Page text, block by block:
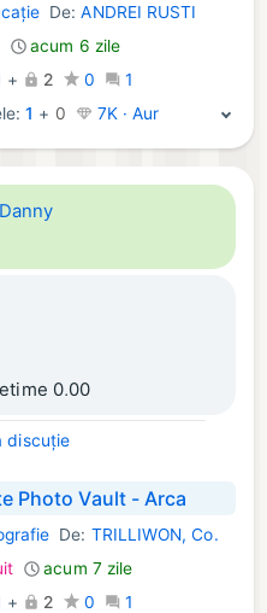
De:ANDREI RUSTI
acum 6 zile
+ 2 0
1
1 + 0 7K · Aur
0,00
discuție
Photo Vault - Arca
De: TRILLIWON, Co.
acum 7 zile
+ 2 0
1